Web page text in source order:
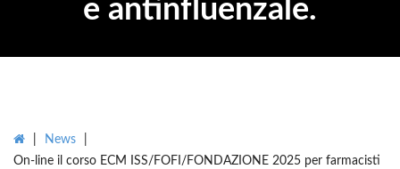
e antinfluenzale.
News
On-line il corso ECM ISS/FOFI/FONDAZIONE 2025 per farmacisti